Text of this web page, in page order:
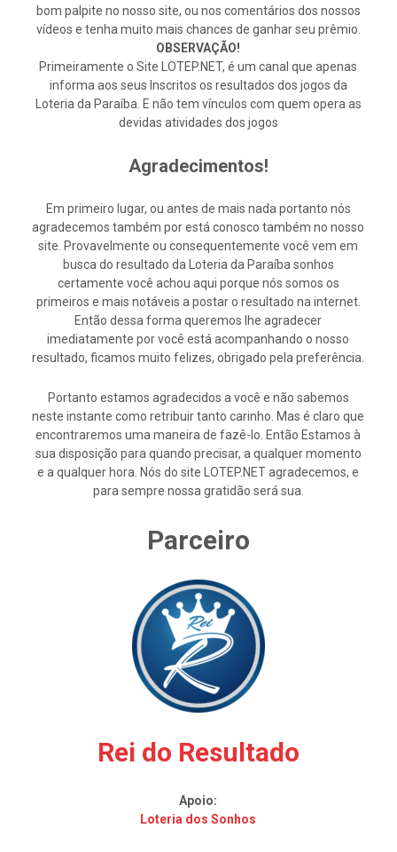
bom palpite no nosso site, ou nos comentários dos nossos
vídeos e tenha muito mais chances de ganhar seu prêmio.
OBSERVAÇÃO!
Primeiramente o Site LOTEP.NET, é um canal que apenas
informa aos seus Inscritos os resultados dos jogos da
Loteria da Paraíba. E não tem vínculos com quem opera as
devidas atividades dos jogos
Agradecimentos!
Em primeiro lugar, ou antes de mais nada portanto nós
agradecemos também por está conosco também no nosso
site. Provavelmente ou consequentemente você vem em
busca do resultado da Loteria da Paraíba sonhos
certamente você achou aqui porque nós somos os
primeiros e mais notáveis a postar o resultado na internet.
Então dessa forma queremos lhe agradecer
imediatamente por você está acompanhando o nosso
resultado, ficamos muito felizes, obrigado pela preferência.
Portanto estamos agradecidos a você e não sabemos
neste instante como retribuir tanto carinho. Mas é claro que
encontraremos uma maneira de fazê-lo. Então Estamos à
sua disposição para quando precisar, a qualquer momento
e a qualquer hora. Nós do site LOTEP.NET agradecemos, e
para sempre nossa gratidão será sua.
Parceiro
Rei do Resultado
Apoio:
Loteria dos Sonhos